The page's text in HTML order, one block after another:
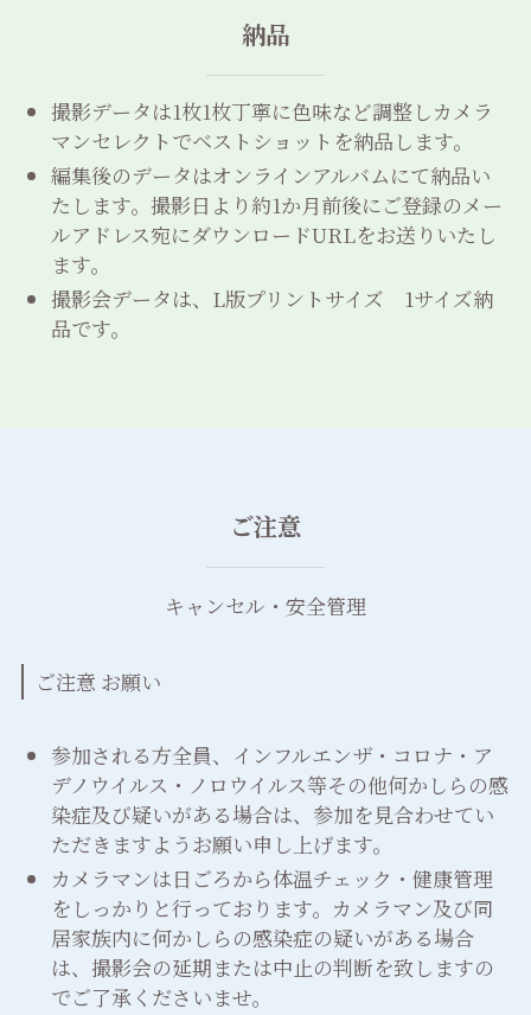
納品
撮影データは1枚1枚丁寧に色味など調整しカメラ
マンセレクトでベストショットを納品します。
編集後のデータはオンラインアルバムにて納品い
たします。撮影日より約1か月前後にご登録のメー
ルアドレス宛にダウンロードURLをお送りいたし
ます。
撮影会データは、L版プリントサイズ 1サイズ納
品です。
ご注意
キャンセル・安全管理
ご注意 お願い
参加される方全員、インフルエンザ・コロナ・ア
デノウイルス・ノロウイルス等その他何かしらの感
染症及び疑いがある場合は、参加を見合わせてい
ただきますようお願い申し上げます。
カメラマンは日ごろから体温チェック・健康管理
をしっかりと行っております。カメラマン及び同
居家族内に何かしらの感染症の疑いがある場合
は、撮影会の延期または中止の判断を致しますの
でご了承くださいませ。